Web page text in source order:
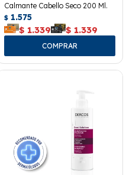
Calmante Cabello Seco 200 Ml.
$ 1.575
$ 1.339 $ 1.339